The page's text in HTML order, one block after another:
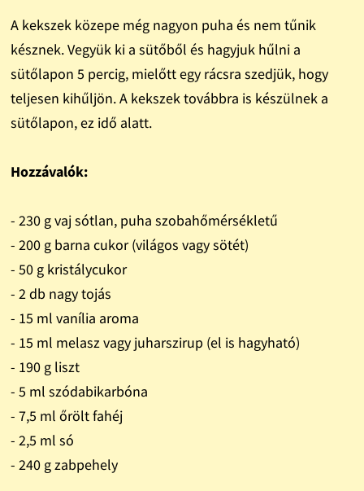
A kekszek közepe még nagyon puha és nem tűnik
késznek. Vegyük ki a sütőből és hagyjuk hűlni a
sütőlapon 5 percig, mielőtt egy rácsra szedjük, hogy
teljesen kihűljön. A kekszek továbbra is készülnek a
sütőlapon, ez idő alatt.
Hozzávalók:
- 230 g vaj sótlan, puha szobahőmérsékletű
- 200 g barna cukor (világos vagy sötét)
- 50 g kristálycukor
- 2 db nagy tojás
- 15 ml vanília aroma
- 15 ml melasz vagy juharszirup (el is hagyható)
- 190 g liszt
- 5 ml szódabikarbóna
- 7,5 ml őrölt fahéj
- 2,5 ml só
- 240 g zabpehely